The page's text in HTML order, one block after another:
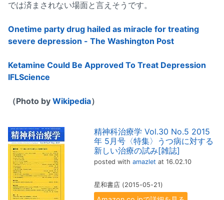
では済まされない場面と言えそうです。
Onetime party drug hailed as miracle for treating
severe depression - The Washington Post
Ketamine Could Be Approved To Treat Depression
IFLScience
（Photo by Wikipedia）
精神科治療学 Vol.30 No.5 2015
年 5月号〈特集〉うつ病に対する
新しい治療の試み[雑誌]
posted with amazlet at 16.02.10
星和書店 (2015-05-21)